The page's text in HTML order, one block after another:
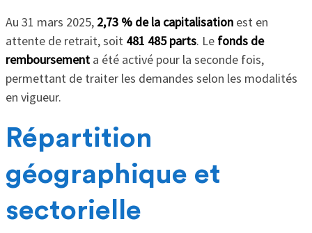
Au 31 mars 2025, 2,73 % de la capitalisationest en
attente de retrait, soit 481 485 parts. Le fonds de
remboursementa été activé pour la seconde fois,
permettant de traiter les demandes selon les modalités
en vigueur.
Répartition
géographique et
sectorielle